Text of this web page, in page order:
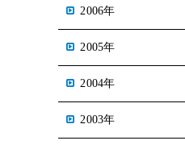
2006年
2005年
2004年
2003年